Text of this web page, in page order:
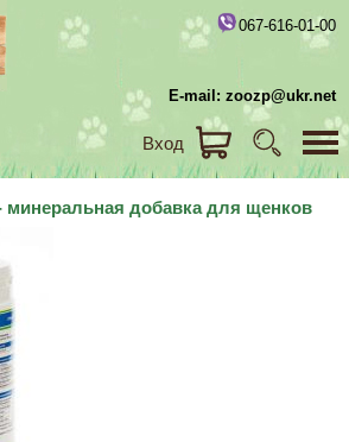
067-616-01-00
E-mail: zoozp@ukr.net
Вход
минеральная добавка для щенков